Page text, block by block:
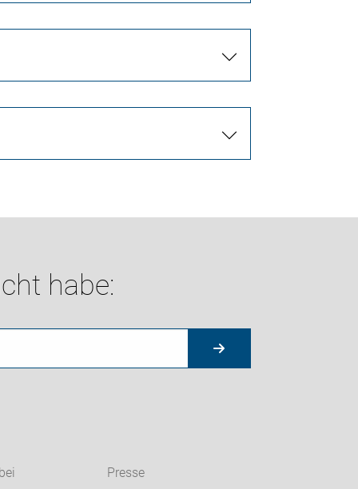
habe:
Presse